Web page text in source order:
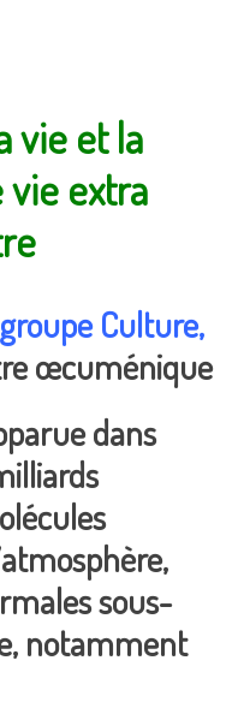
vie et la
extra
Culture,
œcuménique
dans
sous-
notamment